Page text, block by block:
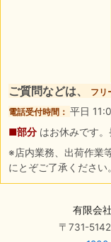
ご質問などは、
フ
電話受付時間： 平日
■部分 はお休みです
※店内業務、出荷作業
にとぞご了承ください。
有限会
〒731-